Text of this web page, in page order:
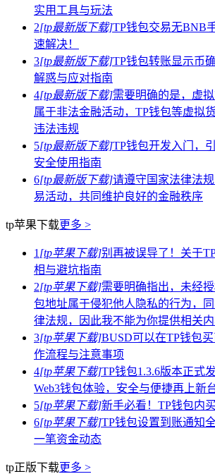
实用工具与玩法
2[tp最新版下载]TP钱包交易无BNB
速解决！
3[tp最新版下载]TP钱包转账显示币
解惑与应对指南
4[tp最新版下载]需要明确的是，虚
属于非法金融活动，TP钱包等虚拟
违法违规
5[tp最新版下载]TP钱包开发入门，
安全使用指南
6[tp最新版下载]请遵守国家法律法
易活动，共同维护良好的金融秩序
tp苹果下载更多 >
1 [tp苹果下载]别再被误导了！关于
相与避坑指南
2[tp苹果下载]需要明确指出，未经
包地址属于侵犯他人隐私的行为，
律法规，因此我不能为你提供相关
3[tp苹果下载]BUSD可以在TP钱包
作流程与注意事项
4[tp苹果下载]TP钱包1.3.6版本正式
Web3钱包体验，安全与便捷再上新
5[tp苹果下载]新手必看！TP钱包内
6[tp苹果下载]TP钱包设置到账通知
一笔资金动态
tp正版下载更多 >